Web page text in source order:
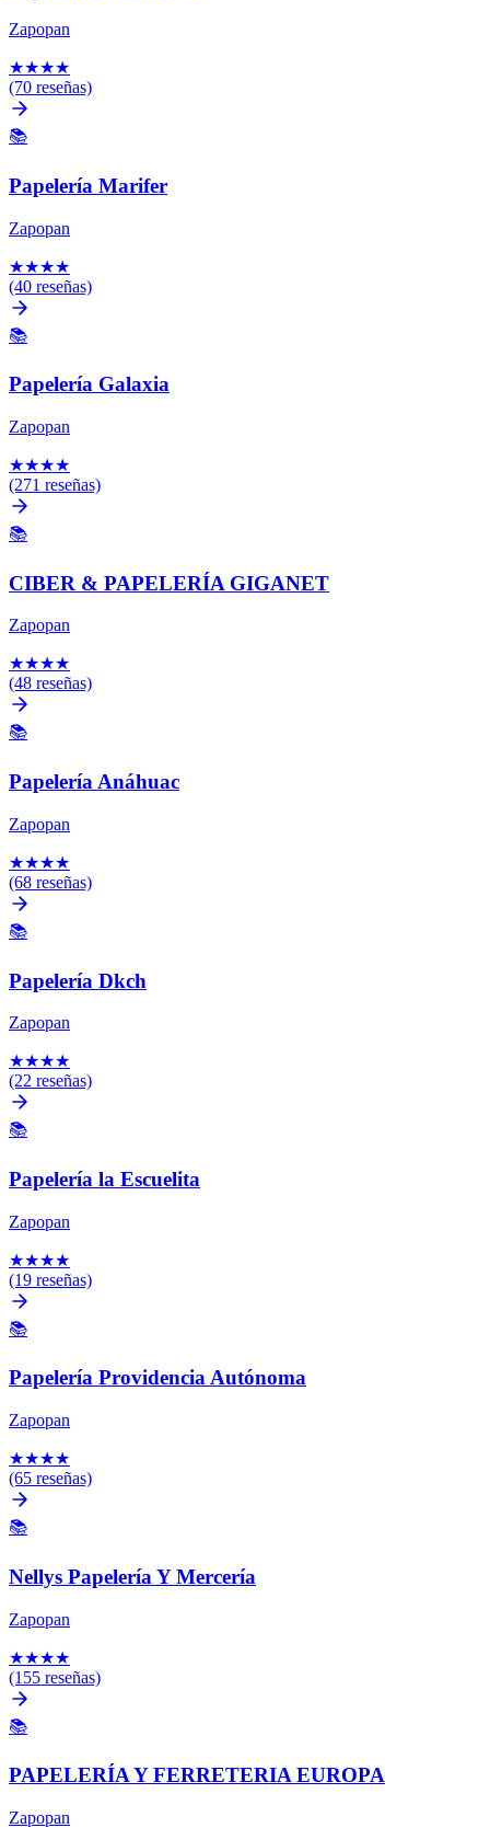
Zapopan
★★★★
(70 reseñas)
📚
Papelería Marifer
Zapopan
★★★★
(40 reseñas)
📚
Papelería Galaxia
Zapopan
★★★★
(271 reseñas)
📚
CIBER & PAPELERÍA GIGANET
Zapopan
★★★★
(48 reseñas)
📚
Papelería Anáhuac
Zapopan
★★★★
(68 reseñas)
📚
Papelería Dkch
Zapopan
★★★★
(22 reseñas)
📚
Papelería la Escuelita
Zapopan
★★★★
(19 reseñas)
📚
Papelería Providencia Autónoma
Zapopan
★★★★
(65 reseñas)
📚
Nellys Papelería Y Mercería
Zapopan
★★★★
(155 reseñas)
📚
PAPELERÍA Y FERRETERIA EUROPA
Zapopan